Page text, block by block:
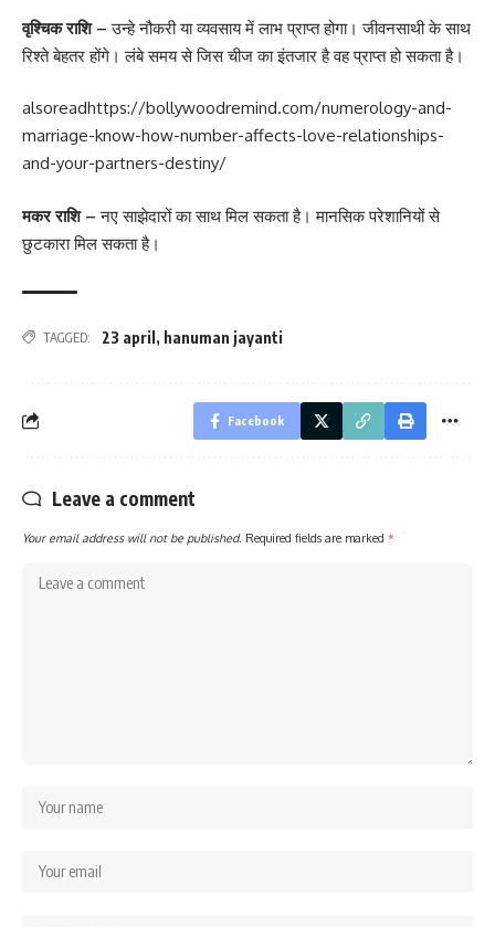
वृश्चिक राशि – उन्हे नौकरी या व्यवसाय में लाभ प्राप्त होगा। जीवनसाथी के साथ
रिश्ते बेहतर होंगे। लंबे समय से जिस चीज का इंतजार है वह प्राप्त हो सकता है।
alsoreadhttps://bollywoodremind.com/numerology-and-
marriage-know-how-number-affects-love-relationships-
and-your-partners-destiny/
मकर राशि – नए साझेदारों का साथ मिल सकता है। मानसिक परेशानियों से
छुटकारा मिल सकता है।
TAGGED: 23 april , hanuman jayanti
Facebook
Leave a comment
Your email address will not be published. Required fields are marked *